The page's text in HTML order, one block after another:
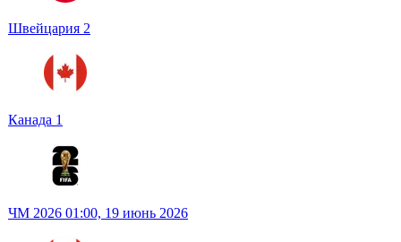
Швейцария 2
Канада 1
ЧМ 2026 01:00, 19 июнь 2026